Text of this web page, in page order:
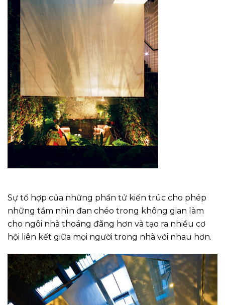
Sự tổ hợp của những phần tử kiến trúc cho phép
những tầm nhìn đan chéo trong không gian làm
cho ngôi nhà thoáng đãng hơn và tạo ra nhiều cơ
hội liên kết giữa mọi người trong nhà với nhau hơn.